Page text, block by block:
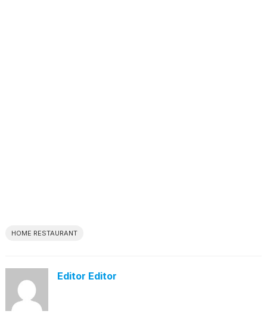
HOME RESTAURANT
Editor Editor